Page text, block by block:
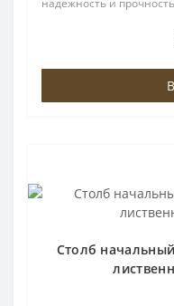
надежность и
Столб